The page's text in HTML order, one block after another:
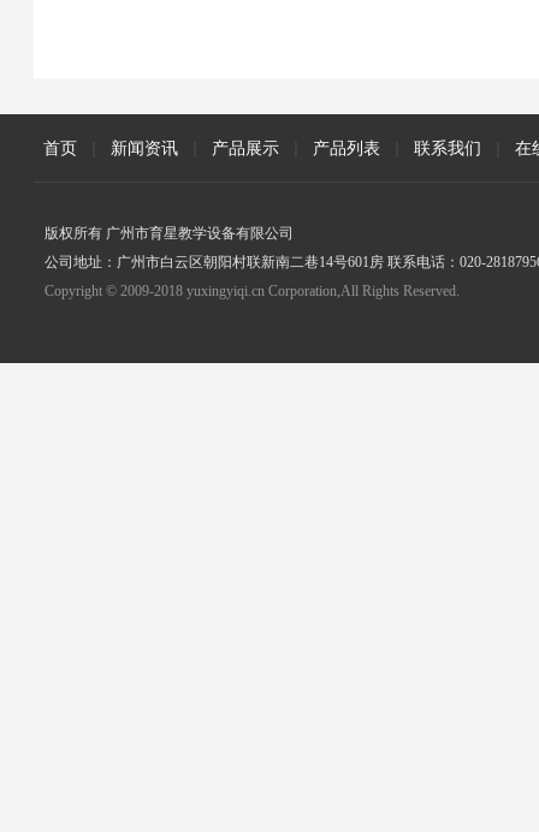
首页 新闻资讯 产品展示 产品列表 联系我们 在
版权所有 广州市育星教学设备有限公司
公司地址：广州市白云区朝阳村联新南二巷14号601房 联系电话：020-
Copyright © 2009-2018 yuxingyiqi.cn Corporation,All Rights Reserved.